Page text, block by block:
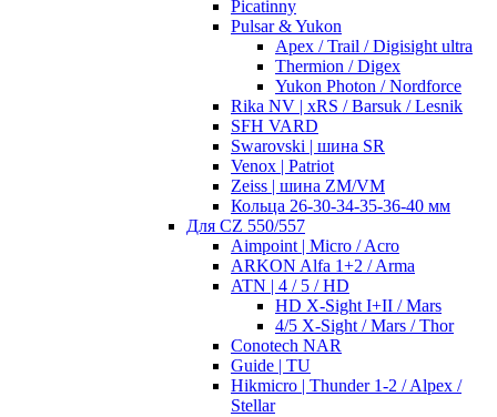
Picatinny
Pulsar & Yukon
Apex / Trail / Digisight ultra
Thermion / Digex
Yukon Photon / Nordforce
Rika NV | xRS / Barsuk / Lesnik
SFH VARD
Swarovski | шина SR
Venox | Patriot
Zeiss | шина ZM/VM
Кольца 26-30-34-35-36-40 мм
Для CZ 550/557
Aimpoint | Micro / Acro
ARKON Alfa 1+2 / Arma
ATN | 4 / 5 / HD
HD X-Sight I+II / Mars
4/5 X-Sight / Mars / Thor
Conotech NAR
Guide | TU
Hikmicro | Thunder 1-2 / Alpex /
Stellar